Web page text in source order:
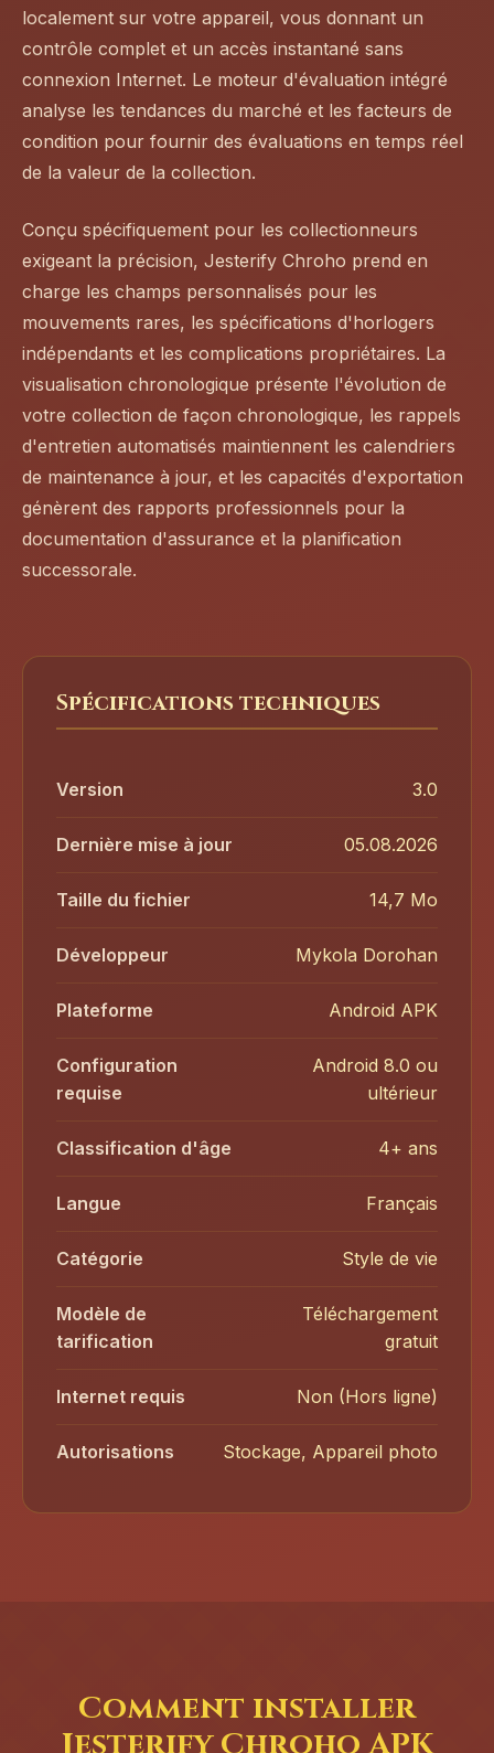
localement sur votre appareil, vous donnant un
contrôle complet et un accès instantané sans
connexion Internet. Le moteur d'évaluation intégré
analyse les tendances du marché et les facteurs de
condition pour fournir des évaluations en temps réel
de la valeur de la collection.
Conçu spécifiquement pour les collectionneurs
exigeant la précision, Jesterify Chroho prend en
charge les champs personnalisés pour les
mouvements rares, les spécifications d'horlogers
indépendants et les complications propriétaires. La
visualisation chronologique présente l'évolution de
votre collection de façon chronologique, les rappels
d'entretien automatisés maintiennent les calendriers
de maintenance à jour, et les capacités d'exportation
génèrent des rapports professionnels pour la
documentation d'assurance et la planification
successorale.
Spécifications techniques
Version 3.0
Dernière mise à jour 05.08.2026
Taille du fichier 14,7 Mo
Développeur Mykola Dorohan
Plateforme Android APK
Configuration
requise
Android 8.0 ou
ultérieur
Classification d'âge 4+ ans
Langue Français
Catégorie Style de vie
Modèle de
tarification
Téléchargement
gratuit
Internet requis Non (Hors ligne)
Autorisations Stockage, Appareil photo
Comment installer